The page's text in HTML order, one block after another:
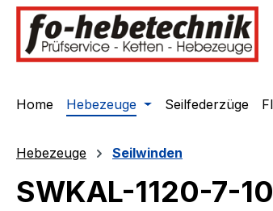
Zur Hauptnavigation springen
Home Hebezeuge Seilfederzüge
Hebezeuge Seilwinden
SWKAL-1120-7-